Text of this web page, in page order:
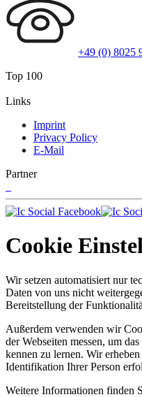
+49 (0) 8025
Top 100
Links
Imprint
Privacy Policy
E-Mail
Partner
Cookie
Wir setzen automatisiert nur
Daten von uns nicht
Bereitstellung der
Außerdem verwenden wir
der Webseiten messen, um
kennen zu lernen. Wir
Identifikation Ihrer Person
Weitere Informationen finden